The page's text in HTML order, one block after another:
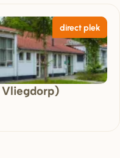
direct plek